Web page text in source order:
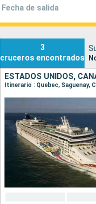
Fecha de salida
3
cruceros encontrados
ESTADOS UNIDOS,